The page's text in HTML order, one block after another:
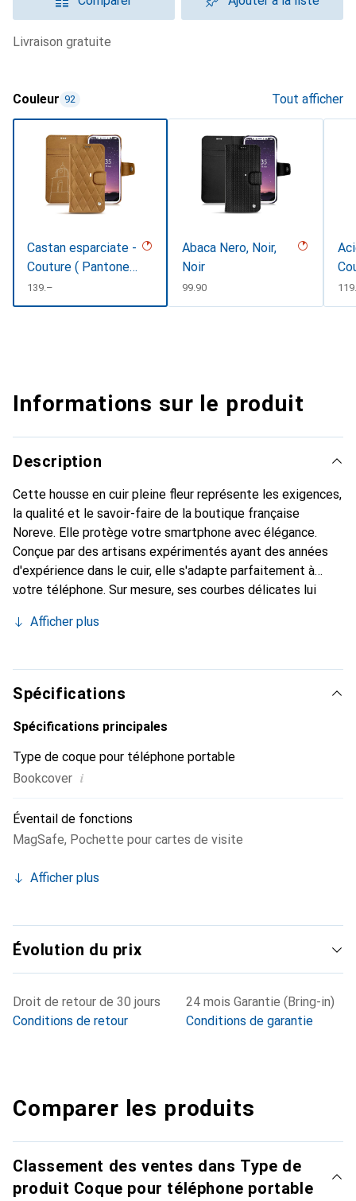
livraison gratuite
Couleur 92 Tout afficher
Castan esparciate -
Couture ( Pantone
#824F2A )
CHF
139.–
Abaca Nero, Noir,
Noir
CHF
99.90 CHF
Informations sur le produit
Description
Cette housse en cuir pleine fleur représente les exigences,
la qualité et le savoir-faire de la boutique française
Noreve. Elle protège votre smartphone avec élégance.
Conçue par des artisans expérimentés ayant des années
d'expérience dans le cuir, elle s'adapte parfaitement à
votre téléphone. Sur mesure, ses courbes délicates lui
accessoire chic et indispensable pour votre smartphone.
qualité, la marque Noreve est un choix fiable pour une
clientèle exigeante.
Afficher plus
Spécifications
Spécifications principales
Type de coque pour téléphone portable
Bookcover i
Éventail de fonctions
MagSafe, Pochette pour cartes de visite
Afficher plus
Évolution du prix
Droit de retour de 30 jours
Conditions de retour
24 mois Garantie (Bring-in)
Conditions de garantie
Comparer les produits
Classement des ventes dans Type de
produit Coque pour téléphone portable